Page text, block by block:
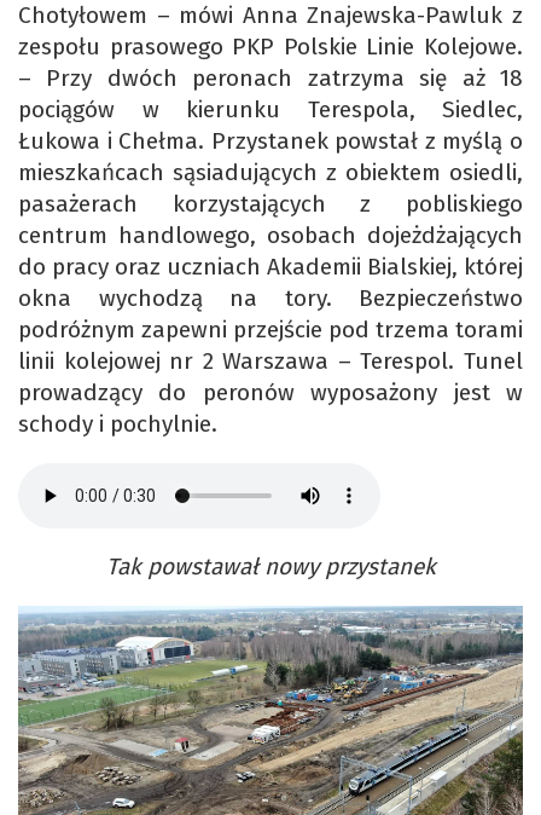
Chotyłowem – mówi Anna Znajewska-Pawluk z
zespołu prasowego PKP Polskie Linie Kolejowe.
– Przy dwóch peronach zatrzyma się aż 18
pociągów w kierunku Terespola, Siedlec,
Łukowa i Chełma. Przystanek powstał z myślą o
mieszkańcach sąsiadujących z obiektem osiedli,
pasażerach korzystających z pobliskiego
centrum handlowego, osobach dojeżdżających
do pracy oraz uczniach Akademii Bialskiej, której
okna wychodzą na tory. Bezpieczeństwo
podróżnym zapewni przejście pod trzema torami
linii kolejowej nr 2 Warszawa – Terespol. Tunel
prowadzący do peronów wyposażony jest w
schody i pochylnie.
Tak powstawał nowy przystanek